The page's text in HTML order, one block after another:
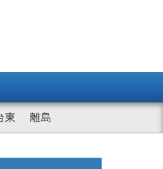
東 離島